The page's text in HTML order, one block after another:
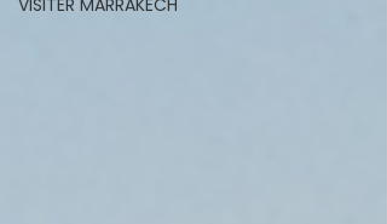
VISITER MARRAKECH